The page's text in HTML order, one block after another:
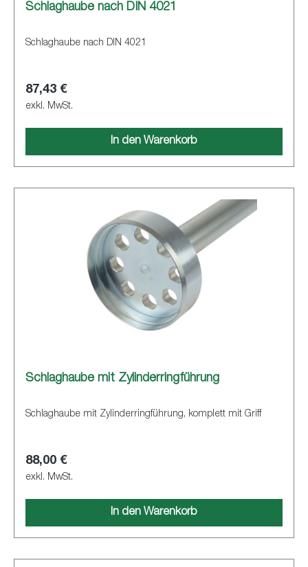
Schlaghaube nach DIN 4021
Schlaghaube nach DIN 4021
87,43 €
exkl. MwSt.
In den Warenkorb
Schlaghaube mit Zylinderringführung
Schlaghaube mit Zylinderringführung, komplett mit Griff
88,00 €
exkl. MwSt.
In den Warenkorb